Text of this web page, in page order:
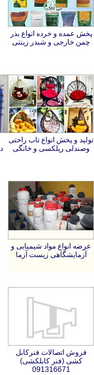
پخش عمده و خرده انواع بذر
چمن خارجی و شبدر زینتی
تولید و پخش انواع تاب راحتی
وصندلی ریلکسی و خانگی
عرضه انواع مواد شیمیایی و
آزمایشگاهی زیست آزما
فروش اتصالات فنرکابل
کشی (فنر کابلکشی)
091316671